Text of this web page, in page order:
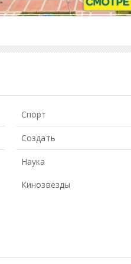
Спорт
Создать
Наука
Кинозвезды